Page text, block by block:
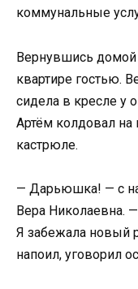
коммунальные
Вернувшись домой
квартире гостью.
сидела в кресле у
Артём колдовал на
кастрюле.
— Дарьюшка! — с
Вера Николаевна.
Я забежала новый
напоил, уговорил